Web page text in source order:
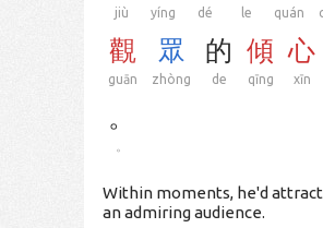
jiù yíng dé le quán
觀
guān
眾
zhòng
的
de
傾
qīng
心
xīn
。
Within moments, he'd
an admiring audience.